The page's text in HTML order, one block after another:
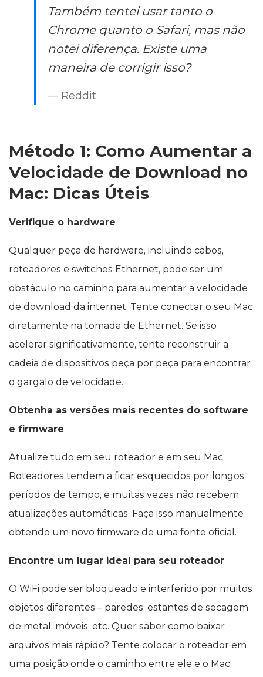
Também tentei usar tanto o
Chrome quanto o Safari, mas não
notei diferença. Existe uma
maneira de corrigir isso?
— Reddit
Método 1: Como Aumentar a
Velocidade de Download no
Mac: Dicas Úteis
Verifique o hardware
Qualquer peça de hardware, incluindo cabos,
roteadores e switches Ethernet, pode ser um
obstáculo no caminho para aumentar a velocidade
de download da internet. Tente conectar o seu Mac
diretamente na tomada de Ethernet. Se isso
acelerar significativamente, tente reconstruir a
cadeia de dispositivos peça por peça para encontrar
o gargalo de velocidade.
Obtenha as versões mais recentes do software
e firmware
Atualize tudo em seu roteador e em seu Mac.
Roteadores tendem a ficar esquecidos por longos
períodos de tempo, e muitas vezes não recebem
atualizações automáticas. Faça isso manualmente
obtendo um novo firmware de uma fonte oficial.
Encontre um lugar ideal para seu roteador
O WiFi pode ser bloqueado e interferido por muitos
objetos diferentes – paredes, estantes de secagem
de metal, móveis, etc. Quer saber como baixar
arquivos mais rápido? Tente colocar o roteador em
uma posição onde o caminho entre ele e o Mac